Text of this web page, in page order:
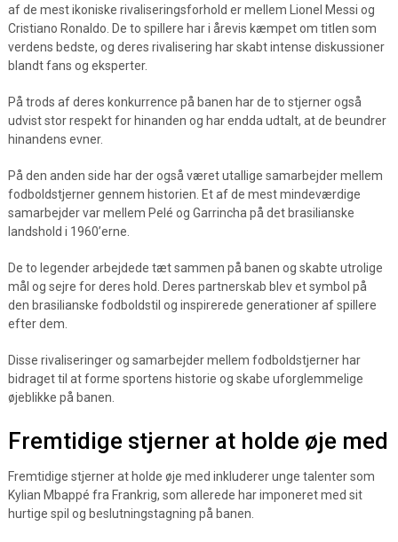
af de mest ikoniske rivaliseringsforhold er mellem Lionel Messi og
Cristiano Ronaldo. De to spillere har i årevis kæmpet om titlen som
verdens bedste, og deres rivalisering har skabt intense diskussioner
blandt fans og eksperter.
På trods af deres konkurrence på banen har de to stjerner også
udvist stor respekt for hinanden og har endda udtalt, at de beundrer
hinandens evner.
På den anden side har der også været utallige samarbejder mellem
fodboldstjerner gennem historien. Et af de mest mindeværdige
samarbejder var mellem Pelé og Garrincha på det brasilianske
landshold i 1960’erne.
De to legender arbejdede tæt sammen på banen og skabte utrolige
mål og sejre for deres hold. Deres partnerskab blev et symbol på
den brasilianske fodboldstil og inspirerede generationer af spillere
efter dem.
Disse rivaliseringer og samarbejder mellem fodboldstjerner har
bidraget til at forme sportens historie og skabe uforglemmelige
øjeblikke på banen.
Fremtidige stjerner at holde øje med
Fremtidige stjerner at holde øje med inkluderer unge talenter som
Kylian Mbappé fra Frankrig, som allerede har imponeret med sit
hurtige spil og beslutningstagning på banen.